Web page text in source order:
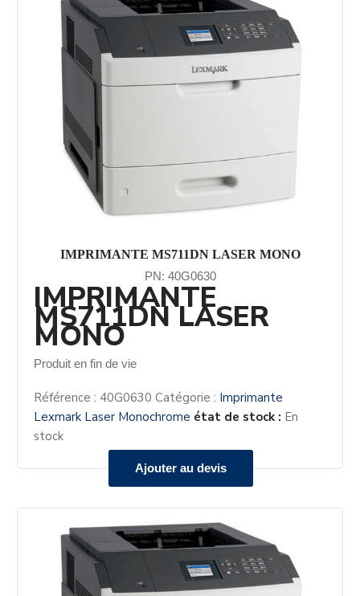
IMPRIMANTE MS711DN LASER MONO
PN: 40G0630
Ajouter au devis
IMPRIMANTE
MS711DN LASER
MONO
Produit en fin de vie
Référence :40G0630 Catégorie : Imprimante
Lexmark Laser Monochrome état de stock : En
stock